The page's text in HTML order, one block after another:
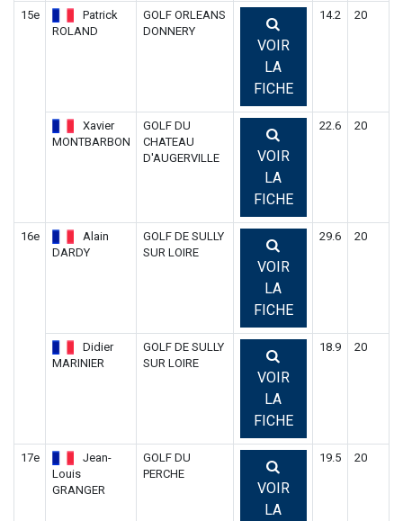
15e
Patrick
ROLAND
GOLF ORLEANS
DONNERY
VOIR
LA
FICHE
14.2 20
Xavier
MONTBARBON
GOLF DU
CHATEAU
D'AUGERVILLE
VOIR
LA
FICHE
22.6 20
16e
Alain
DARDY
GOLF DE SULLY
SUR LOIRE
VOIR
LA
FICHE
29.6 20
Didier
MARINIER
GOLF DE SULLY
SUR LOIRE
VOIR
LA
FICHE
18.9 20
17e
Jean-
Louis
GRANGER
GOLF DU
PERCHE
VOIR
LA
19.5 20